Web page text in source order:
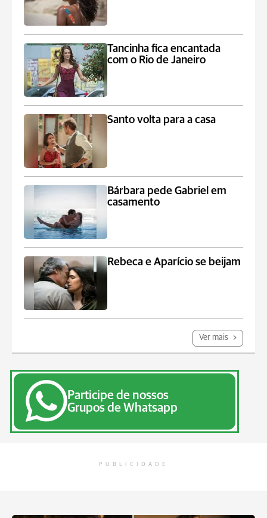
Tancinha fica encantada
com o Rio de Janeiro
Santo volta para a casa
Bárbara pede Gabriel em
casamento
Rebeca e Aparício se beijam
Ver mais
Participe de nossos
Grupos de Whatsapp
PUBLICIDADE